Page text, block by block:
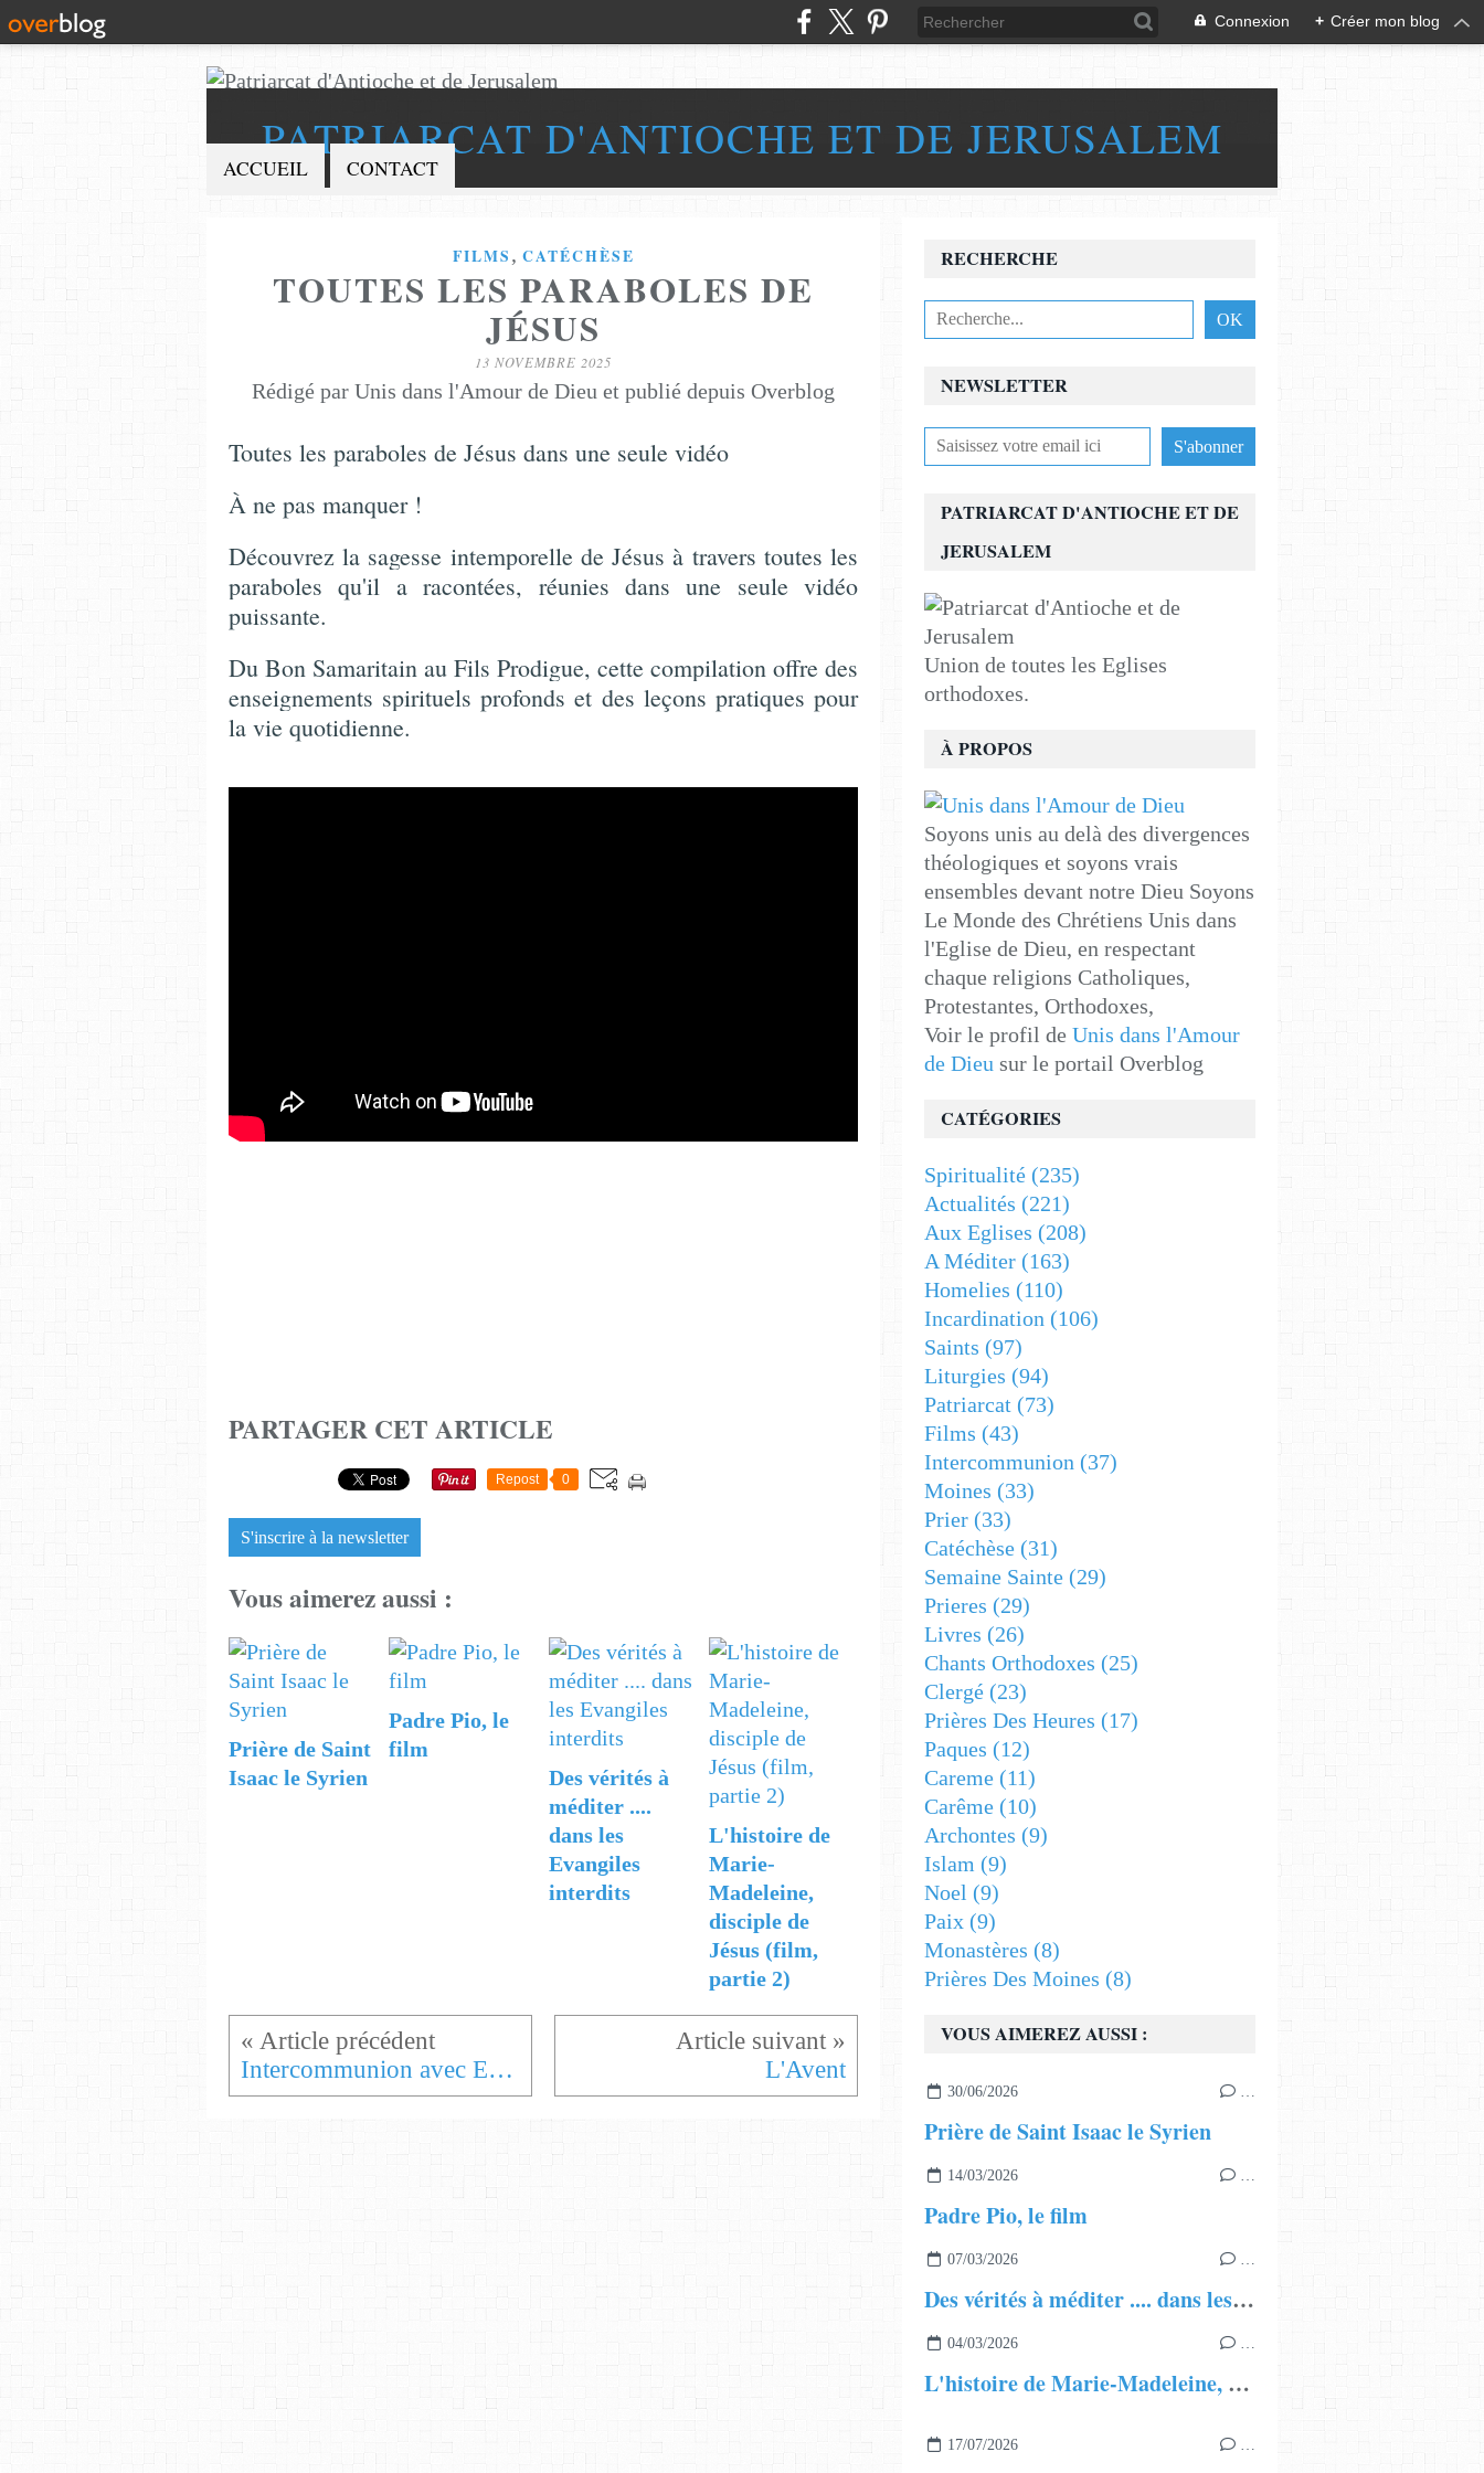
Connexion + Créer mon blog
PATRIARCAT D'ANTIOCHE ET DE JERUSALEM
ACCUEIL CONTACT
FILMS , CATÉCHÈSE
TOUTES LES PARABOLES DE
JÉSUS
13 NOVEMBRE 2025
Rédigé par Unis dans l'Amour de Dieu et publié depuis Overblog
Toutes les paraboles de Jésus dans une seule vidéo
À ne pas manquer !
Découvrez la sagesse intemporelle de Jésus à travers toutes les
paraboles qu'il a racontées, réunies dans une seule vidéo
puissante.
Du Bon Samaritain au Fils Prodigue, cette compilation offre des
enseignements spirituels profonds et des leçons pratiques pour
la vie quotidienne.
PARTAGER CET ARTICLE
Repost 0
S'inscrire à la newsletter
Vous aimerez aussi :
Prière de Saint
Isaac le Syrien
Padre Pio, le
film
Des vérités à
méditer ....
dans les
Evangiles
interdits
L'histoire de
Marie-
Madeleine,
disciple de
Jésus (film,
partie 2)
Intercommunion avec Eglise Veterocatolica en Espagne L'Avent
NEWSLETTER
RECHERCHE
PATRIARCAT D'ANTIOCHE ET DE
JERUSALEM
Union de toutes les Eglises
orthodoxes.
À PROPOS
Soyons unis au delà des divergences
théologiques et soyons vrais
ensembles devant notre Dieu Soyons
Le Monde des Chrétiens Unis dans
l'Eglise de Dieu, en respectant
chaque religions Catholiques,
Protestantes, Orthodoxes,
Voir le profil de Unis dans l'Amour
de Dieu sur le portail Overblog
VOUS AIMEREZ AUSSI :
30/06/2026 …
Prière de Saint Isaac le Syrien
14/03/2026 …
Padre Pio, le film
07/03/2026 …
Des vérités à méditer .... dans les Evangiles interdits
04/03/2026 …
L'histoire de Marie-Madeleine, disciple de Jésus (film, partie 2)
17/07/2026 …
CATÉGORIES
Spiritualité (235)
Actualités (221)
Aux Eglises (208)
A Méditer (163)
Homelies (110)
Incardination (106)
Saints (97)
Liturgies (94)
Patriarcat (73)
Films (43)
Intercommunion (37)
Moines (33)
Prier (33)
Catéchèse (31)
Semaine Sainte (29)
Prieres (29)
Livres (26)
Chants Orthodoxes (25)
Clergé (23)
Prières Des Heures (17)
Paques (12)
Careme (11)
Carême (10)
Archontes (9)
Islam (9)
Noel (9)
Paix (9)
Monastères (8)
Prières Des Moines (8)